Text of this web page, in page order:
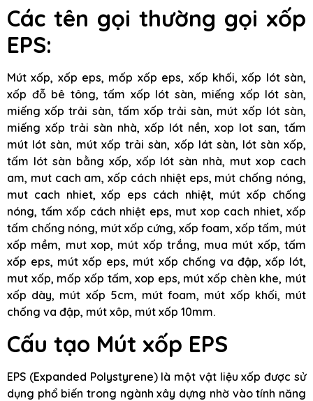
Các tên gọi thường gọi xốp
EPS:
Mút xốp, xốp eps, mốp xốp eps, xốp khối, xốp lót sàn,
xốp đỗ bê tông, tấm xốp lót sàn, miếng xốp lót sàn,
miếng xốp trải sàn, tấm xốp trải sàn, mút xốp lót sàn,
miếng xốp trải sàn nhà, xốp lót nền, xop lot san, tấm
mút lót sàn, mút xốp trải sàn, xốp lát sàn, lót sàn xốp,
tấm lót sàn bằng xốp, xốp lót sàn nhà, mut xop cach
am, mut cach am, xốp cách nhiệt eps, mút chống nóng,
mut cach nhiet, xốp eps cách nhiệt, mút xốp chống
nóng, tấm xốp cách nhiệt eps, mut xop cach nhiet, xốp
tấm chống nóng, mút xốp cứng, xốp foam, xốp tấm, mút
xốp mềm, mut xop, mút xốp trắng, mua mút xốp, tấm
xốp eps, mút xốp eps, mút xốp chống va đập, xốp lót,
mut xốp, mốp xốp tấm, xop eps, mút xốp chèn khe, mút
xốp dày, mút xốp 5cm, mút foam, mút xốp khối, mút
chống va đập, mút xôp, mút xốp 10mm.
Cấu tạo Mút xốp EPS
EPS (Expanded Polystyrene) là một vật liệu xốp được sử
dụng phổ biến trong ngành xây dựng nhờ vào tính năng